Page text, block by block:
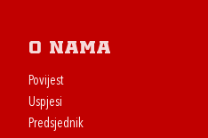
O nama
Povijest
Uspjesi
Predsjednik